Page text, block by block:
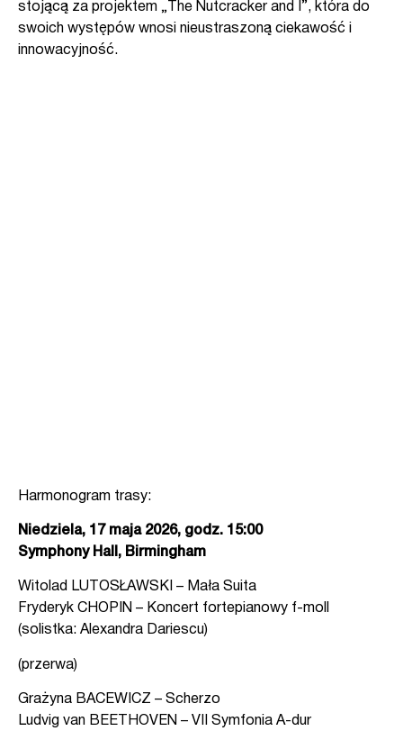
stojącą za projektem „The Nutcracker and I”, która do
swoich występów wnosi nieustraszoną ciekawość i
innowacyjność.
Harmonogram trasy:
Niedziela, 17 maja 2026, godz. 15:00
Symphony Hall, Birmingham
Witolad LUTOSŁAWSKI – Mała Suita
Fryderyk CHOPIN – Koncert fortepianowy f-moll
(solistka: Alexandra Dariescu)
(przerwa)
Grażyna BACEWICZ – Scherzo
Ludvig van BEETHOVEN – VII Symfonia A-dur